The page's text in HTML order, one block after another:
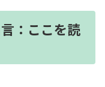
：ここを読